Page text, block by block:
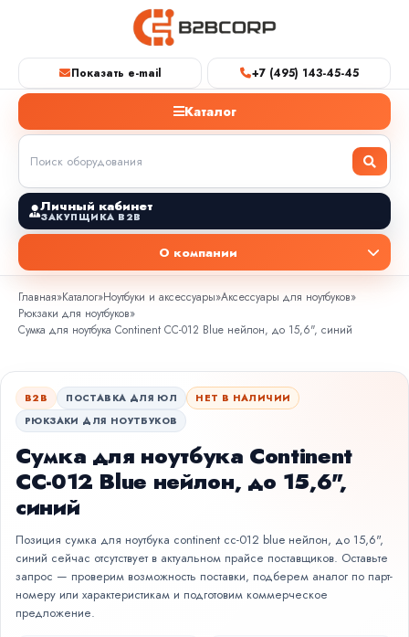
Показать e-mail +7 (495) 143-45-45
Каталог
Личный кабинет
ЗАКУПЩИКА B2B
О компании
Главная»Каталог»Ноутбуки и аксессуары»Аксессуары для ноутбуков»
Рюкзаки для ноутбуков»
Сумка для ноутбука Continent CC-012 Blue нейлон, до 15,6", синий
B2B ПОСТАВКА ДЛЯ ЮЛ
НЕТ В НАЛИЧИИ
РЮКЗАКИ ДЛЯ НОУТБУКОВ
Сумка для ноутбука Continent
CC-012 Blue нейлон, до 15,6",
синий
Позиция сумка для ноутбука continent cc-012 blue нейлон, до 15,6",
синий сейчас отсутствует в актуальном прайсе поставщиков. Оставьте
запрос — проверим возможность поставки, подберем аналог по парт-
номеру или характеристикам и подготовим коммерческое
предложение.